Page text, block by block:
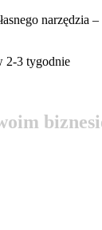
2-3 tygodnie
oim biznesi